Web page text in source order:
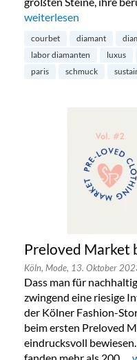
„Diamanten aus dem
weiterlesen
courbet diamant
labor diamanten
luxus
paris
schmuck
Preloved Market
Köln, Mode, 13. Oktober
Dass man für
zwingend eine riesige
der Kölner Fashion-
beim ersten Preloved
eindrucksvoll
fanden mehr als 200 …